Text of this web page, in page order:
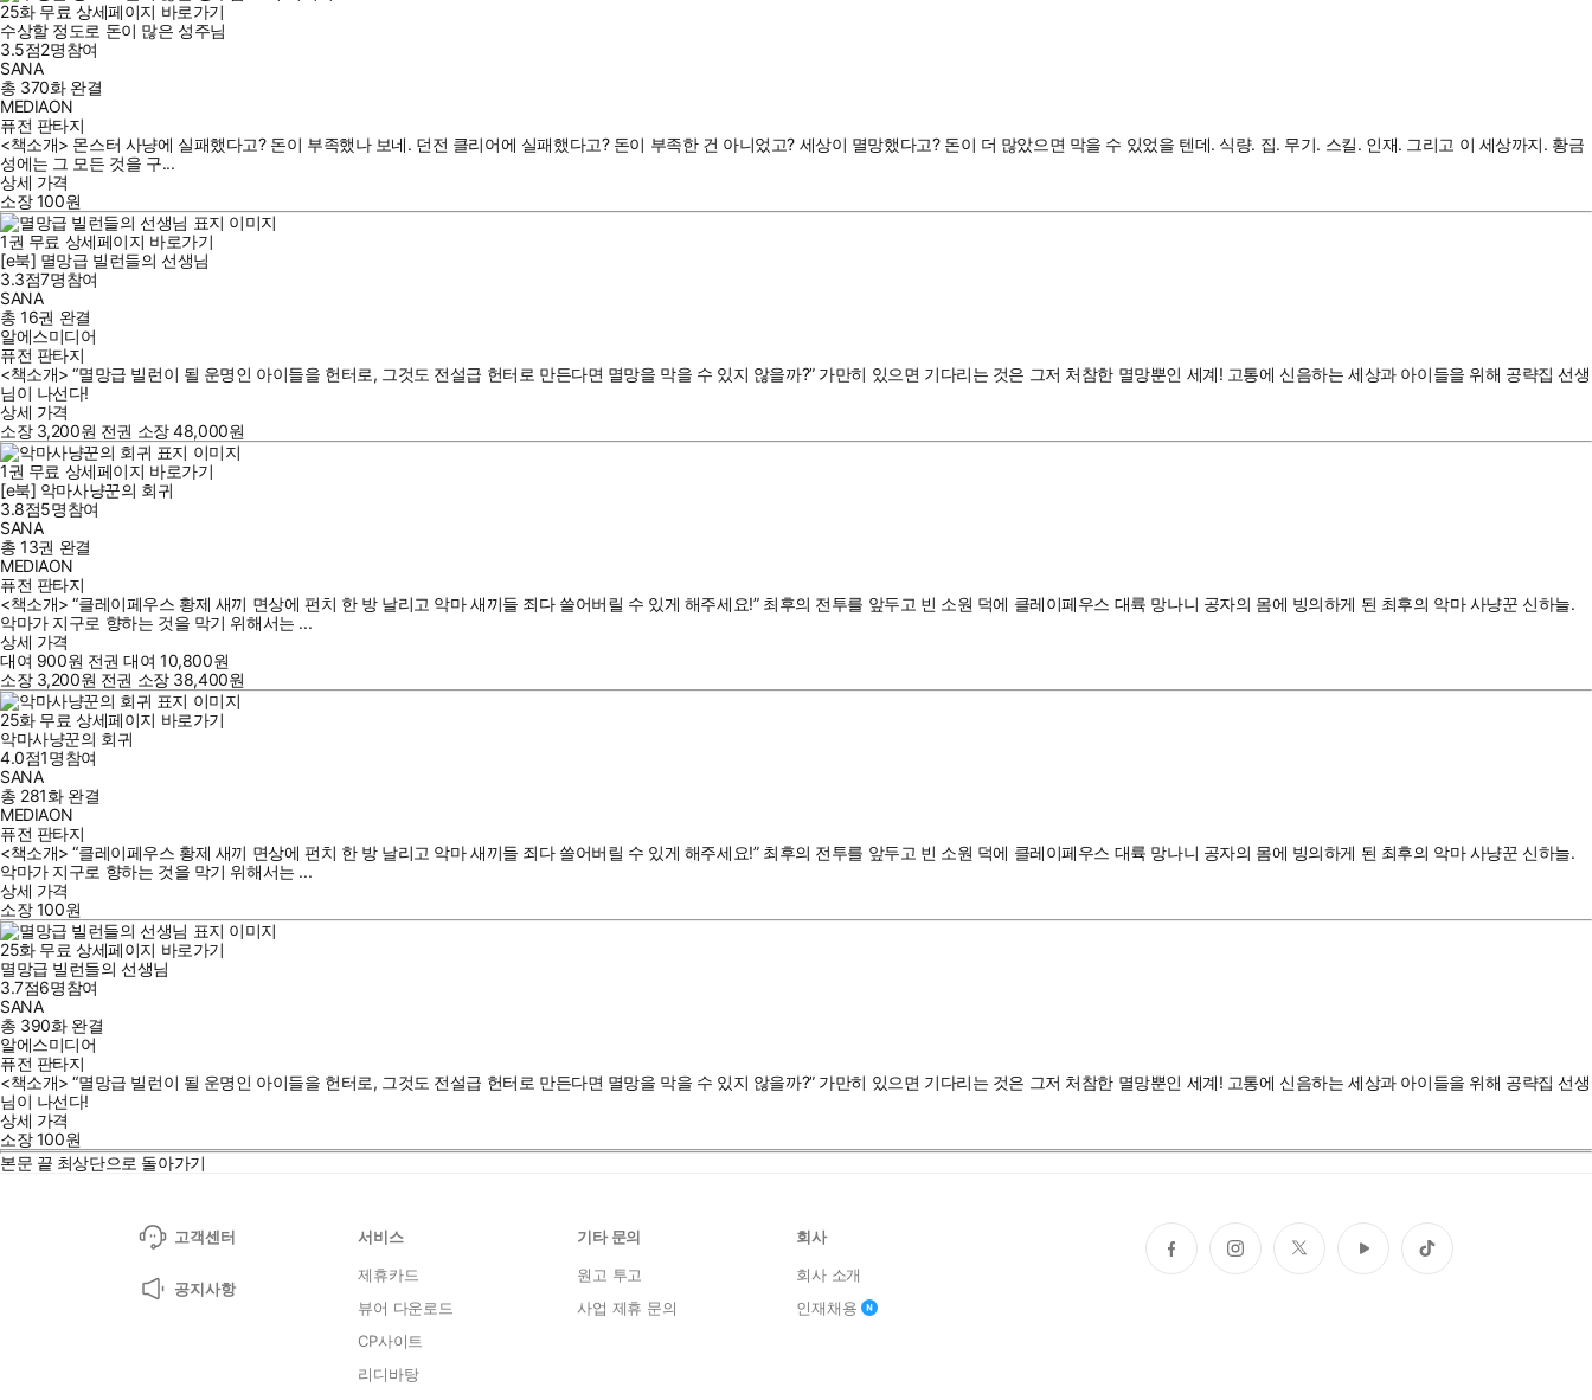
25화 무료 상세페이지 바로가기
수상할 정도로 돈이 많은 성주님
3.5점2명참여
SANA
총 370화 완결
MEDIAON
퓨전 판타지
<책소개> 몬스터 사냥에 실패했다고? 돈이 부족했나 보네. 던전 클리어에 실패했다고? 돈이 부족한 건 아니었고? 세상이 멸망했다고? 돈이 더 많았으면 막을 수 있었을 텐데. 식량. 집. 무기. 스킬. 인재. 그리고 이 세상까지. 황금
성에는 그 모든 것을 구...
상세 가격
소장100원
1권 무료 상세페이지 바로가기
[e북] 멸망급 빌런들의 선생님
3.3점7명참여
SANA
총 16권 완결
알에스미디어
퓨전 판타지
<책소개> “멸망급 빌런이 될 운명인 아이들을 헌터로, 그것도 전설급 헌터로 만든다면 멸망을 막을 수 있지 않을까?” 가만히 있으면 기다리는 것은 그저 처참한 멸망뿐인 세계! 고통에 신음하는 세상과 아이들을 위해 공략집 선생
님이 나선다!
상세 가격
소장 3,200원 전권 소장48,000원
1권 무료 상세페이지 바로가기
[e북] 악마사냥꾼의 회귀
3.8점5명참여
SANA
총 13권 완결
MEDIAON
퓨전 판타지
<책소개> “클레이페우스 황제 새끼 면상에 펀치 한 방 날리고 악마 새끼들 죄다 쓸어버릴 수 있게 해주세요!” 최후의 전투를 앞두고 빈 소원 덕에 클레이페우스 대륙 망나니 공자의 몸에 빙의하게 된 최후의 악마 사냥꾼 신하늘.
악마가 지구로 향하는 것을 막기 위해서는 ...
상세 가격
대여 900원 전권 대여10,800원
소장 3,200원 전권 소장 38,400원
25화 무료 상세페이지 바로가기
악마사냥꾼의 회귀
4.0점1명참여
SANA
총 281화 완결
MEDIAON
퓨전 판타지
<책소개> “클레이페우스 황제 새끼 면상에 펀치 한 방 날리고 악마 새끼들 죄다 쓸어버릴 수 있게 해주세요!” 최후의 전투를 앞두고 빈 소원 덕에 클레이페우스 대륙 망나니 공자의 몸에 빙의하게 된 최후의 악마 사냥꾼 신하늘.
악마가 지구로 향하는 것을 막기 위해서는 ...
상세 가격
소장100원
25화 무료 상세페이지 바로가기
멸망급 빌런들의 선생님
3.7점6명참여
SANA
총 390화 완결
알에스미디어
퓨전 판타지
<책소개> “멸망급 빌런이 될 운명인 아이들을 헌터로, 그것도 전설급 헌터로 만든다면 멸망을 막을 수 있지 않을까?” 가만히 있으면 기다리는 것은 그저 처참한 멸망뿐인 세계! 고통에 신음하는 세상과 아이들을 위해 공략집 선생
님이 나선다!
상세 가격
소장100원
본문 끝 최상단으로 돌아가기
고객센터
공지사항
서비스
제휴카드
뷰어 다운로드
CP사이트
리디바탕
기타 문의
원고 투고
사업 제휴 문의
회사
회사 소개
인재채용
페
이
인
스
트
위
유
튜
틱
톡